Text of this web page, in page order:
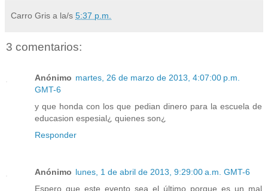
Carro Gris a la/s 5:37 p.m.
3 comentarios:
Anónimo martes, 26 de marzo de 2013, 4:07:00 p.m.
GMT-6
y que honda con los que pedian dinero para la escuela de
educasion espesial¿ quienes son¿
Responder
Anónimo lunes, 1 de abril de 2013, 9:29:00 a.m. GMT-6
Espero que este evento sea el último porque es un mal